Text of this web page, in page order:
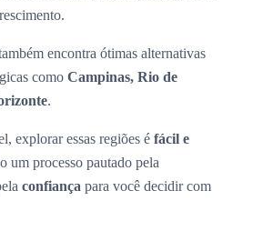
encontra ótimas alternativas
como Campinas, Rio de
.
explorar essas regiões é fácil e
um processo pautado pela
confiança para você decidir com